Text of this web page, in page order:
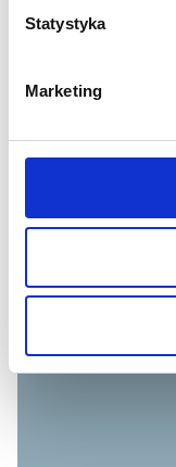
Statystyka
Marketing